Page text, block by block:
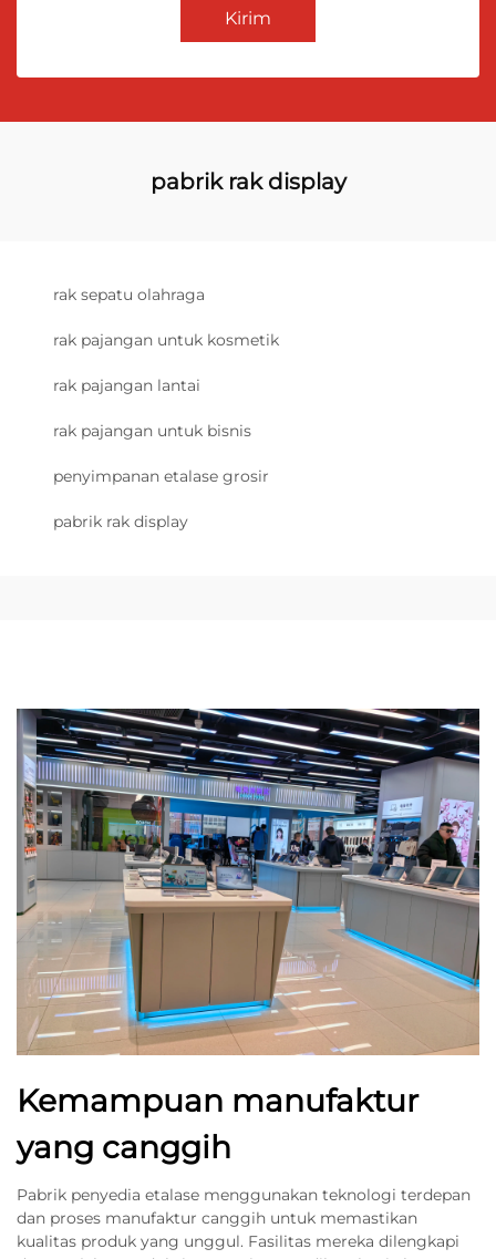
Kirim
pabrik rak display
rak sepatu olahraga
rak pajangan untuk kosmetik
rak pajangan lantai
rak pajangan untuk bisnis
penyimpanan etalase grosir
pabrik rak display
Kemampuan manufaktur
yang canggih
Pabrik penyedia etalase menggunakan teknologi terdepan
dan proses manufaktur canggih untuk memastikan
kualitas produk yang unggul. Fasilitas mereka dilengkapi